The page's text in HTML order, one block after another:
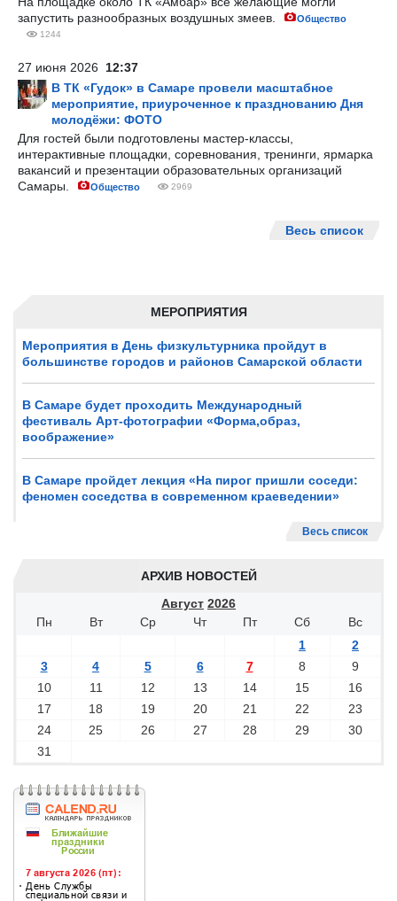
МЕРОПРИЯТИЯ
Мероприятия в День физкультурника пройдут в
большинстве городов и районов Самарской области
В Самаре будет проходить Международный
фестиваль Арт-фотографии «Форма,образ,
воображение»
В Самаре пройдет лекция «На пирог пришли соседи:
феномен соседства в современном краеведении»
Весь список
АРХИВ НОВОСТЕЙ
Август 2026
Пн
Вт Ср Чт Пт Сб
Вс
1
2
3
4 5 6 7 8
9
10
11 12 13 14 15
16
17
18 19 20 21 22
23
24
25 26 27 28 29
30
31
запустить разнообразных воздушных змеев.
Общество
1244
27 июня 2026 12:37
В ТК «Гудок» в Самаре провели масштабное
мероприятие, приуроченное к празднованию Дня
молодёжи: ФОТО
Для гостей были подготовлены мастер-классы,
интерактивные площадки, соревнования, тренинги, ярмарка
вакансий и презентации образовательных организаций
Самары.
Общество 2969
Весь список